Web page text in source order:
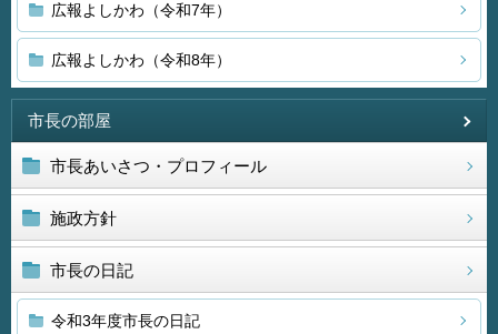
広報よしかわ（令和7年）
広報よしかわ（令和8年）
市長の部屋
市長あいさつ・プロフィール
施政方針
市長の日記
令和3年度市長の日記